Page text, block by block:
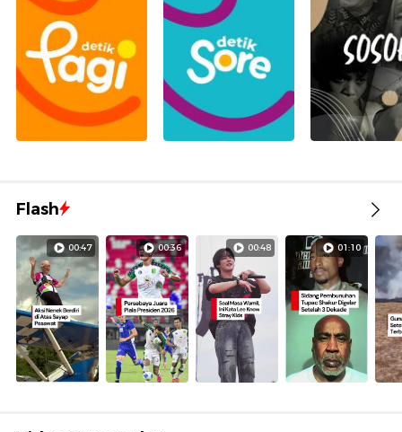
Flash
00:47 00:36 00:48 01:10